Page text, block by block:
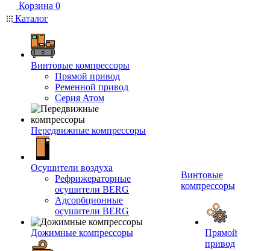
Корзина 0
Каталог
Винтовые компрессоры
Прямой привод
Ременной привод
Серия Атом
Передвижные компрессоры
Осушители воздуха
Рефрижераторные
осушители BERG
Адсорбционные
осушители BERG
Дожимные компрессоры
Винтовые
компрессоры
Прямой
привод